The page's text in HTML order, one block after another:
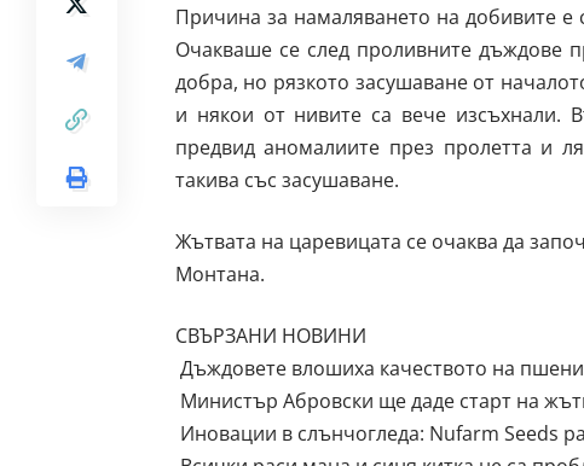
Причина за намаляването на добивите е
Очакваше се след проливните дъждове
добра, но рязкото засушаване от
и някои от нивите са вече изсъхнали.
предвид аномалиите през пролетта и
такива със засушаване.
Жътвата на царевицата се очаква да
Монтана.
СВЪРЗАНИ НОВИНИ
Дъждовете влошиха качеството на
Министър Абровски ще даде старт на
Иновации в слънчогледа: Nufarm Seeds